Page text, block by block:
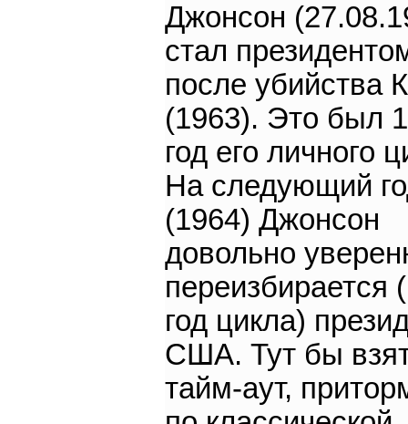
Джонсон
стал
после убийства
(1963). Это был
год его личного
На следующий
(1964) Джонсон
довольно
переизбирается
год цикла)
США. Тут бы
тайм-аут,